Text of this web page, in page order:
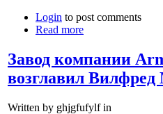
Login to post comments
Read more
Завод компании
возглавил
Written by ghjgfufylf in